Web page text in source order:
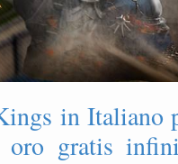
in Italiano
oro gratis